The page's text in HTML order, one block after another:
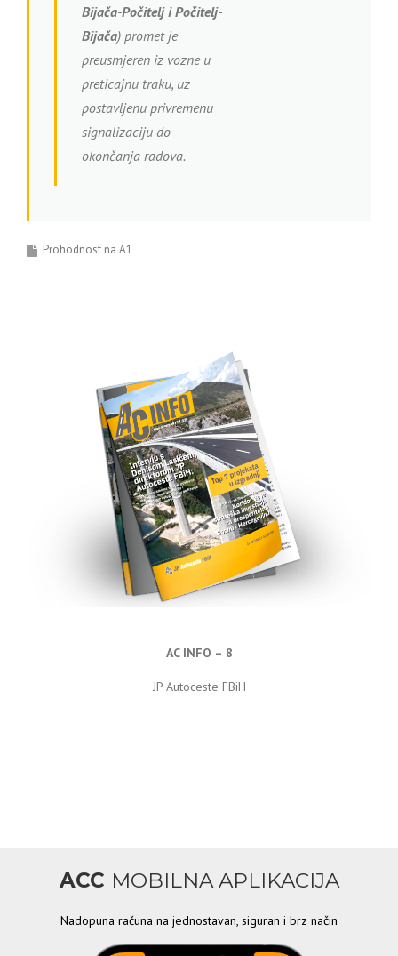
Bijača-Počitelj i Počitelj-
Bijača) promet je
preusmjeren iz vozne u
preticajnu traku, uz
postavljenu privremenu
signalizaciju do
okončanja radova.
Prohodnost na A1
AC INFO – 8
JP Autoceste FBiH
ACC MOBILNA APLIKACIJA
Nadopuna računa na jednostavan, siguran i brz način